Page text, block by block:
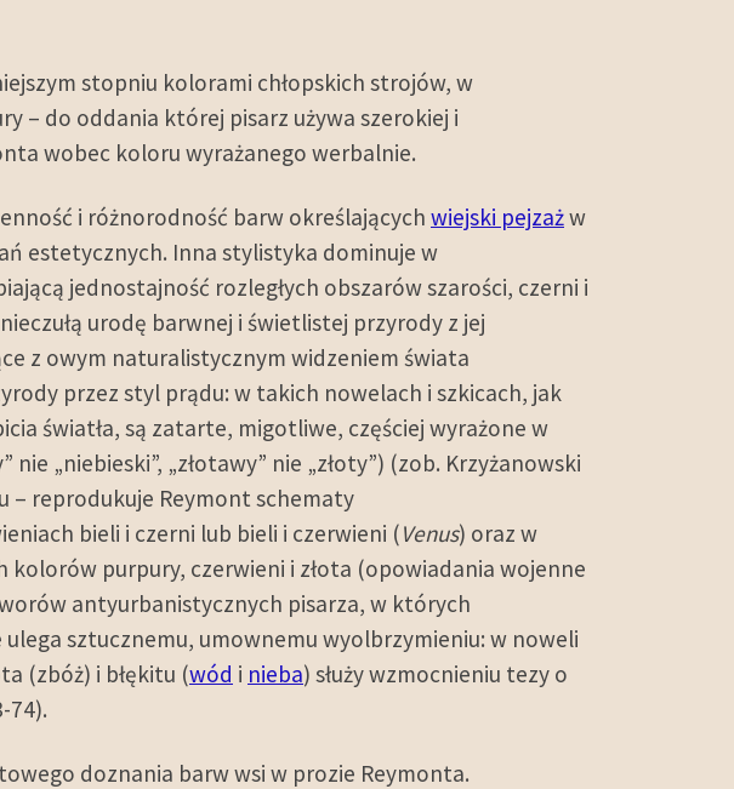
stopniu kolorami chłopskich strojów, w
– do oddania której pisarz używa szerokiej i
wobec koloru wyrażanego werbalnie.
i różnorodność barw określających wiejski pejzażw
estetycznych. Inna stylistyka dominuje w
jednostajność rozległych obszarów szarości, czerni i
urodę barwnej i świetlistej przyrody z jej
z owym naturalistycznym widzeniem świata
przez styl prądu: w takich nowelach i szkicach, jak
światła, są zatarte, migotliwe, częściej wyrażone w
„niebieski”, „złotawy” nie „złoty”) (zob. Krzyżanowski
– reprodukuje Reymont schematy
bieli i czerni lub bieli i czerwieni (Venus) oraz w
kolorów purpury, czerwieni i złota (opowiadania wojenne
antyurbanistycznych pisarza, w których
sztucznemu, umownemu wyolbrzymieniu: w noweli
(zbóż) i błękitu (wód i nieba) służy wzmocnieniu tezy o
74).
doznania barw wsi w prozie Reymonta.